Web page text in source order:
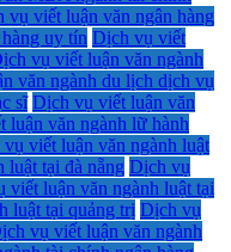
vụ viết luận văn ngân hàng
uy tín Dịch vụ viết
vụ viết luận văn ngành
văn ngành du lịch dịch vụ
sĩ Dịch vụ viết luận văn
luận văn ngành lữ hành
viết luận văn ngành luật
luật tại đà nẵng Dịch vụ
viết luận văn ngành luật tại
luật tại quảng trị Dịch vụ
vụ viết luận văn ngành